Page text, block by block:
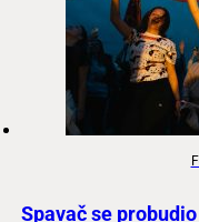
Spavač se probudio